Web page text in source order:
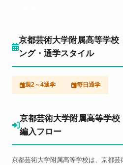
京都芸術大学附属高等学校
ング・通学スタイル
週2～4通学 毎日通学
京都芸術大学附属高等学校
編入フロー
京都芸術大学附属高等学校は、京都